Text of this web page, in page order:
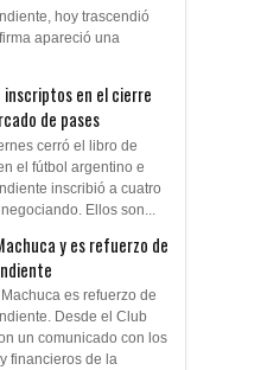
hoy trascendió
apareció una
inscriptos en el cierre
de pases
cerró el libro de
el fútbol argentino e
inscribió a cuatro
Ellos son...
y es refuerzo de
es refuerzo de
Desde el Club
un comunicado con los
financieros de la